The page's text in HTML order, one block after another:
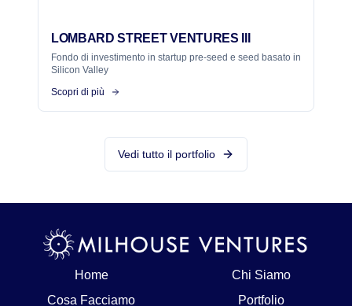
LOMBARD STREET VENTURES III
Fondo di investimento in startup pre-seed e seed basato in
Silicon Valley
Scopri di più
Vedi tutto il portfolio
Home
Chi Siamo
Cosa Facciamo
Portfolio